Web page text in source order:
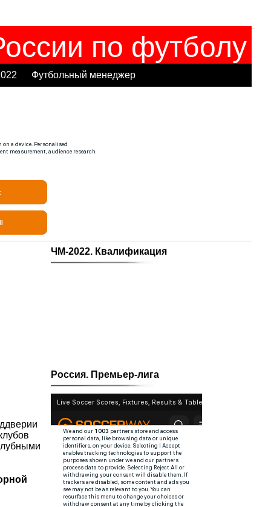
по футболу
Футбольный менеджер
ЧМ-2022. Квалификация
Россия. Премьер-лига